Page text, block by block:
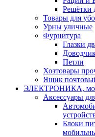
Решётки
Товары для
Урны уличные
Фурнитура
Глазки
Петли
Хозтовары
Ящик
ЭЛЕКТРОНИКА,
Аксессуары
Блоки